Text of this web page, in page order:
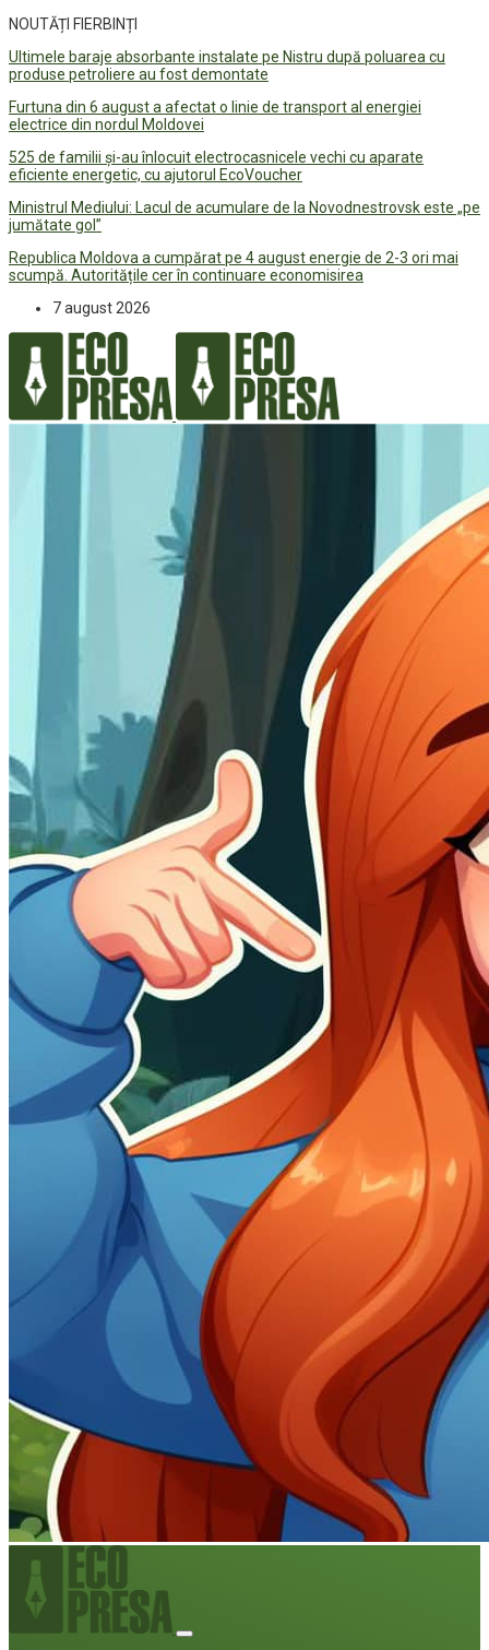
NOUTĂȚI FIERBINȚI
Ultimele baraje absorbante instalate pe Nistru după poluarea cu
produse petroliere au fost demontate
Furtuna din 6 august a afectat o linie de transport al energiei
electrice din nordul Moldovei
525 de familii și-au înlocuit electrocasnicele vechi cu aparate
eficiente energetic, cu ajutorul EcoVoucher
Ministrul Mediului: Lacul de acumulare de la Novodnestrovsk este „pe
jumătate gol”
Republica Moldova a cumpărat pe 4 august energie de 2-3 ori mai
scumpă. Autoritățile cer în continuare economisirea
7 august 2026